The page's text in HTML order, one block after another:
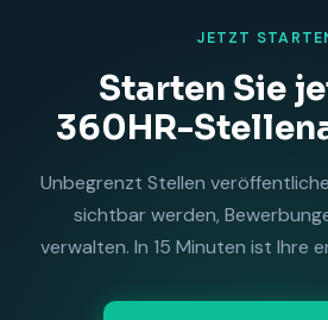
JETZT
Starten Sie
360HR-
Unbegrenzt Stellen
sichtbar werden,
verwalten. In 15 Minuten ist Ihre